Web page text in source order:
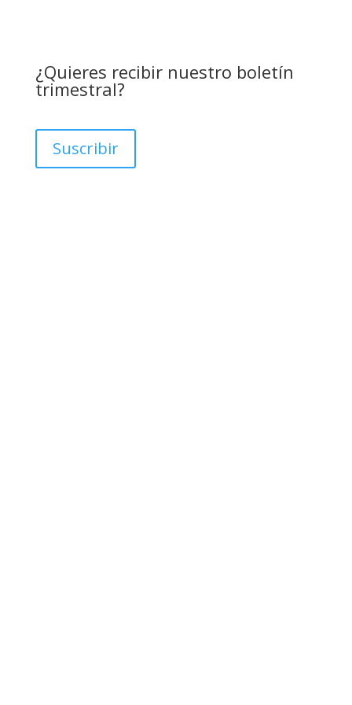
¿Quieres recibir nuestro boletín
trimestral?
Suscribir